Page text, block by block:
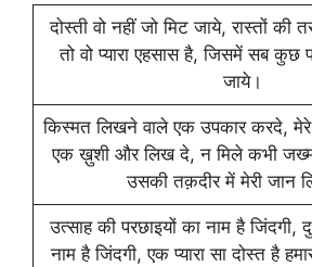
दोस्ती वो नहीं जो मिट जाये, रास्तों की
तो वो प्यारा एहसास है, जिसमें सब कुछ
जाये।
किस्मत लिखने वाले एक उपकार करदे,
एक ख़ुशी और लिख दे, न मिले कभी
उसकी तक़दीर में मेरी जान
उत्साह की परछाइयों का नाम है जिंदगी,
नाम है जिंदगी, एक प्यारा सा दोस्त है